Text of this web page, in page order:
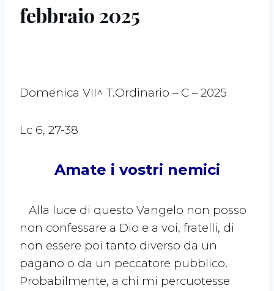
febbraio 2025
Domenica VII^ T.Ordinario – C – 2025
Lc 6, 27-38
Amate i vostri nemici
Alla luce di questo Vangelo non posso
non confessare a Dio e a voi, fratelli, di
non essere poi tanto diverso da un
pagano o da un peccatore pubblico.
Probabilmente, a chi mi percuotesse